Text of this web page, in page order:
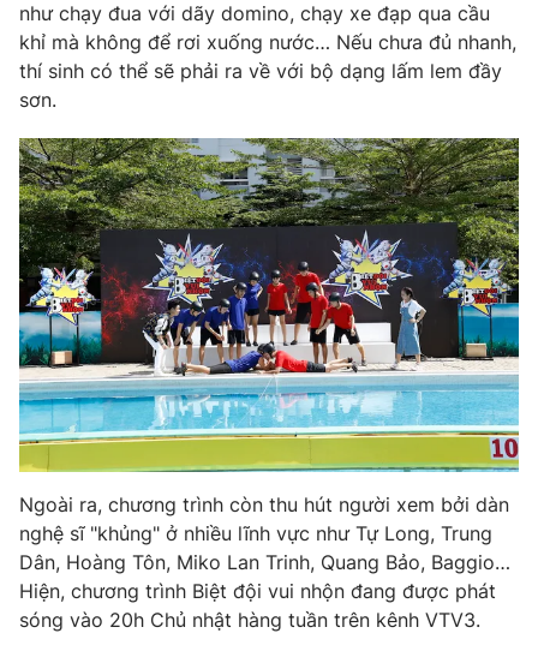
như chạy đua với dãy domino, chạy xe đạp qua cầu
khỉ mà không để rơi xuống nước… Nếu chưa đủ nhanh,
thí sinh có thể sẽ phải ra về với bộ dạng lấm lem đầy
sơn.
Ngoài ra, chương trình còn thu hút người xem bởi dàn
nghệ sĩ "khủng" ở nhiều lĩnh vực như Tự Long, Trung
Dân, Hoàng Tôn, Miko Lan Trinh, Quang Bảo, Baggio…
Hiện, chương trình Biệt đội vui nhộn đang được phát
sóng vào 20h Chủ nhật hàng tuần trên kênh VTV3.